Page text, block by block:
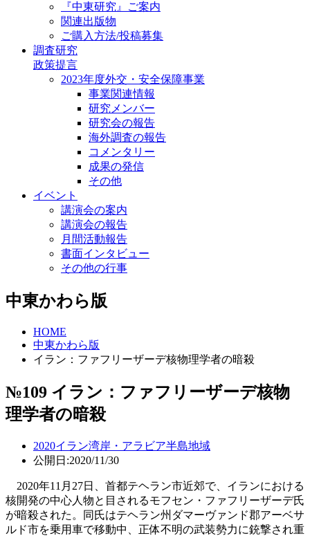
『中東研究』ご案内
関連出版物
ご購入方法/投稿募集
調査研究
政策提言
2023年度外交・安全保障事業
事業関連情報
研究メンバー
研究会の報告
海外調査の報告
コメンタリー
成果の発信
その他
イベント
講演会の案内
講演会の報告
月間活動報告
書面インタビュー
その他の行事
中東かわら版
HOME
中東かわら版
イラン：ファフリーザーデ核物理学者の暗殺
№109 イラン：ファフリーザーデ核物
理学者の暗殺
2020イラン湾岸・アラビア半島地域
公開日:2020/11/30
2020年11月27日、首都テヘラン市近郊で、イランにおける
核開発の中心人物と目されるモフセン・ファフリーザーデ氏
が暗殺された。同氏はテヘラン州ダマーヴァンド郡アーベサ
ルド市を乗用車で移動中、正体不明の武装勢力に銃撃され重